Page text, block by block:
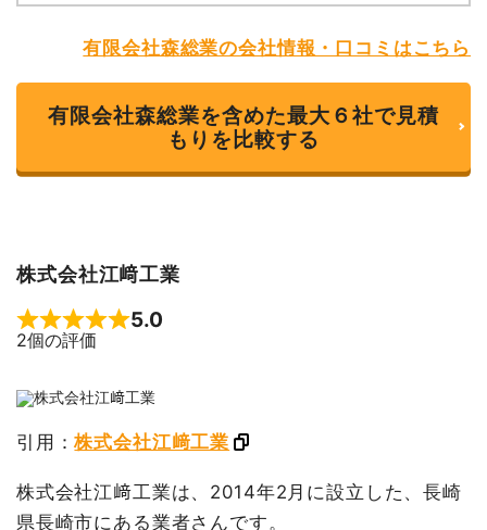
有限会社森総業の会社情報・口コミはこちら
有限会社森総業を含めた最大６社で見積
もりを比較する
株式会社江﨑工業
Rated 5 out of 5
5.0
2個の評価
引用：株式会社江﨑工業
株式会社江﨑工業は、2014年2月に設立した、長崎
県長崎市にある業者さんです。